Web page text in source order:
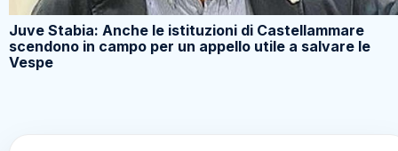
Juve Stabia: Anche le istituzioni di Castellammare
scendono in campo per un appello utile a salvare le
Vespe